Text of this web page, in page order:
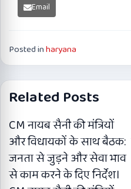
Email
Posted inharyana
Related Posts
CM नायब सैनी की मंत्रियों
और विधायकों के साथ बैठक:
जनता से जुड़ने और सेवा भाव
से काम करने के दिए निर्देश।